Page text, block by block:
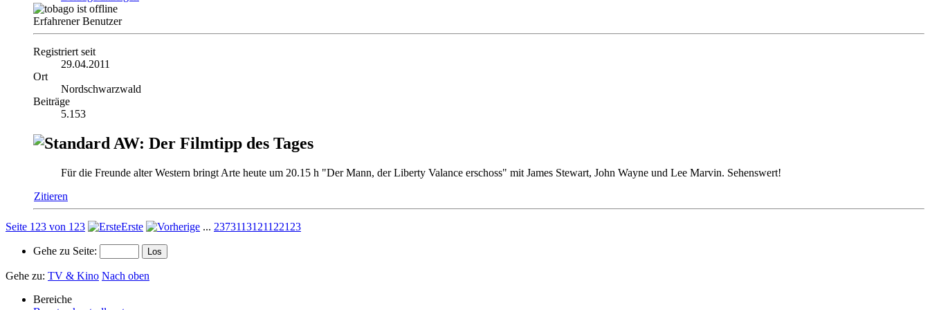
Erfahrener Benutzer
Registriert seit
29.04.2011
Ort
Nordschwarzwald
Beiträge
5.153
AW: Der Filmtipp des Tages
Für die Freunde alter Western bringt Arte heute um 20.15 h "Der Mann, der Liberty Valance erschoss" mit James Stewart, John Wayne und Lee Marvin. Sehenswert!
Zitieren
Seite 123 von 123 Erste ... 2373113121122123
Gehe zu Seite:
Gehe zu: TV & Kino Nach oben
Bereiche